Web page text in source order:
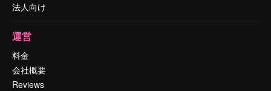
法人向け
運営
料金
会社概要
Reviews